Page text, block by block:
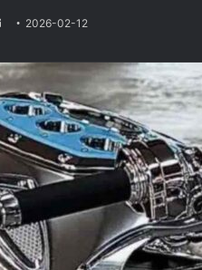
Send
email
2026-02-12